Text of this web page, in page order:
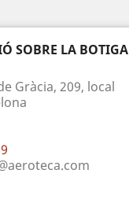
SOBRE LA BOTIGA
Gràcia, 209, local